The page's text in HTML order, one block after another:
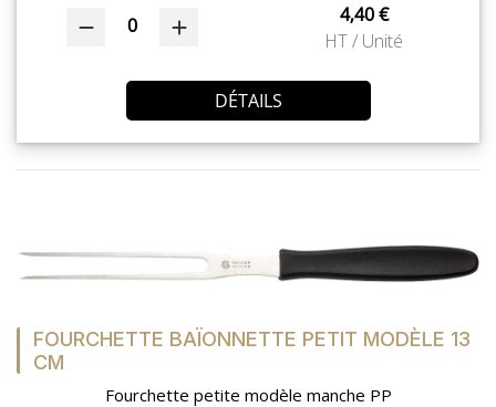
0
4,40 €
HT / Unité
DÉTAILS
FOURCHETTE BAÏONNETTE PETIT MODÈLE 13
CM
Fourchette petite modèle manche PP